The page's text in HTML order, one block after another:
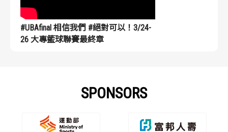
#UBAfinal 相信我們 #絕對可以！3/24-
26 大專籃球聯賽最終章
SPONSORS